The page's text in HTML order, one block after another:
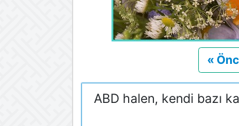
«
ABD halen, kendi bazı